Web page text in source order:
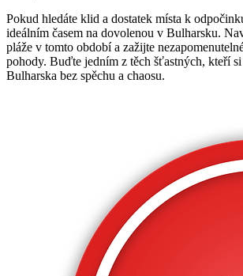
Pokud hledáte klid a dostatek místa k
ideálním časem na dovolenou v Bulharsku.
pláže v tomto období a zažijte
pohody. Buďte jedním z těch šťastných, kteří
Bulharska bez spěchu a chaosu.